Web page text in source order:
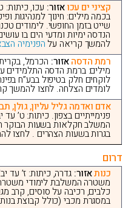
קציני ים עכואזור: עכו, כיתות:
בכמה מילים: חינוך למנהיגות
שייט בזמן החופשי. לימודים
הנדסה ימיות ומדעי הים בו
להמשך קריאה עלהפנימיה
רמת הדסהאזור: הכרמל,
מילים: ברמת הדסה התלמידים
לוקחים חלק בטיפול בבע”ח
לומדים הצלחה. לחצו להמשך
אדם ואדמה גליל עליון, גולן,
פנימייתיים בצפון. כיתות: ט’
המשלב חקלאות בשעות הבוקר
בגרות בשעות הצהרים . לחצו
דרום
כנותאזור: גדרה, כיתות: ז’ עד
משטרה המשלבת לימודי משטרה
במסגרת מכבי (כולל קבוצת